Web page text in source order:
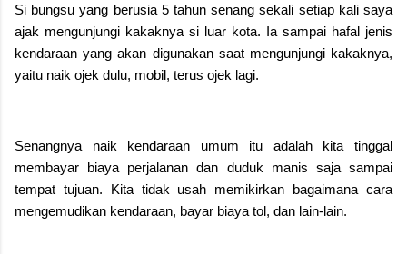
Si bungsu yang berusia 5 tahun senang sekali setiap kali saya
ajak mengunjungi kakaknya si luar kota. Ia sampai hafal jenis
kendaraan yang akan digunakan saat mengunjungi kakaknya,
yaitu naik ojek dulu, mobil, terus ojek lagi.
Senangnya naik kendaraan umum itu adalah kita tinggal
membayar biaya perjalanan dan duduk manis saja sampai
tempat tujuan. Kita tidak usah memikirkan bagaimana cara
mengemudikan kendaraan, bayar biaya tol, dan lain-lain.